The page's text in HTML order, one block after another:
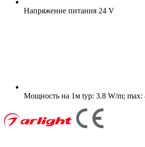
Напряжение питания 24 V
Мощность на 1м typ: 3.8 W/m; max: